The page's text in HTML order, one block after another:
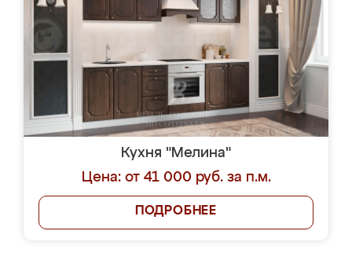
Кухня "Мелина"
Цена: от 41 000 руб. за п.м.
ПОДРОБНЕЕ